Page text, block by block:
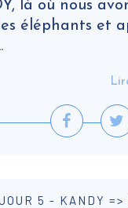
là où nous
éléphants et
5 - KANDY